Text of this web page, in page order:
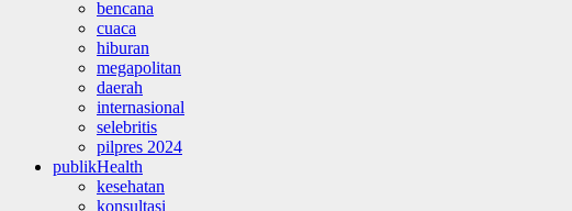
bencana
cuaca
hiburan
megapolitan
daerah
internasional
selebritis
pilpres 2024
publikHealth
kesehatan
konsultasi